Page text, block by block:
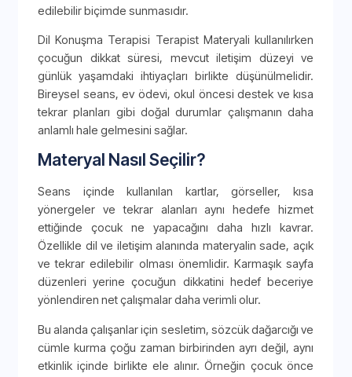
edilebilir biçimde sunmasıdır.
Dil Konuşma Terapisi Terapist Materyali kullanılırken
çocuğun dikkat süresi, mevcut iletişim düzeyi ve
günlük yaşamdaki ihtiyaçları birlikte düşünülmelidir.
Bireysel seans, ev ödevi, okul öncesi destek ve kısa
tekrar planları gibi doğal durumlar çalışmanın daha
anlamlı hale gelmesini sağlar.
Materyal Nasıl Seçilir?
Seans içinde kullanılan kartlar, görseller, kısa
yönergeler ve tekrar alanları aynı hedefe hizmet
ettiğinde çocuk ne yapacağını daha hızlı kavrar.
Özellikle dil ve iletişim alanında materyalin sade, açık
ve tekrar edilebilir olması önemlidir. Karmaşık sayfa
düzenleri yerine çocuğun dikkatini hedef beceriye
yönlendiren net çalışmalar daha verimli olur.
Bu alanda çalışanlar için sesletim, sözcük dağarcığı ve
cümle kurma çoğu zaman birbirinden ayrı değil, aynı
etkinlik içinde birlikte ele alınır. Örneğin çocuk önce